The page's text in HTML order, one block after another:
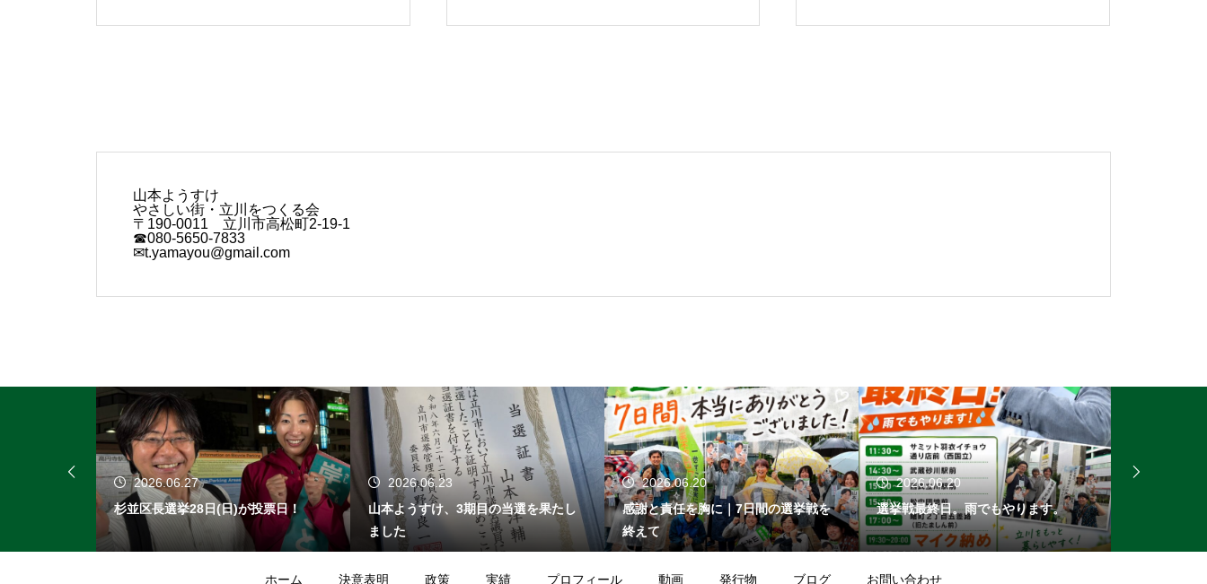
山本ようすけ
やさしい街・立川をつくる会
〒190-0011 立川市高松町2-19-1
☎080-5650-7833
✉t.yamayou@gmail.com
2026.06.27
杉並区長選挙28日(日)が投票日！
2026.06.23
山本ようすけ、3期目の当選を果たし
ました
2026.06.20
感謝と責任を胸に｜7日間の選挙戦を
終えて
2026.06.20
選挙戦最終日。雨でもやります。
ホーム 決意表明 政策 実績 プロフィール 動画 発行物 ブログ お問い合わせ